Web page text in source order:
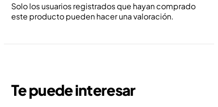
Solo los usuarios registrados que hayan comprado
este producto pueden hacer una valoración.
Te puede interesar